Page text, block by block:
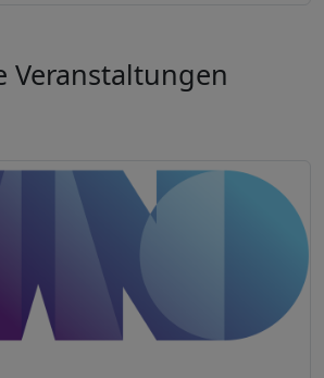
Veranstaltungen